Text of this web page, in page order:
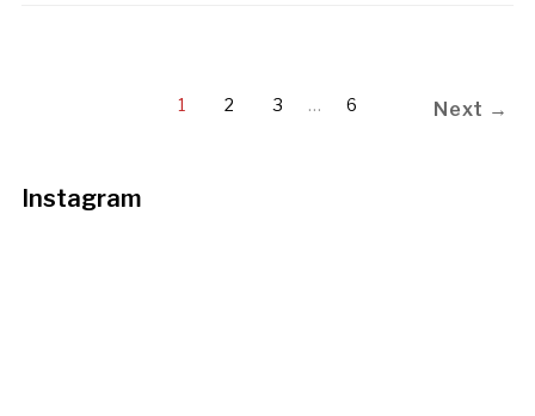
1 2 3 … 6 Next →
Instagram